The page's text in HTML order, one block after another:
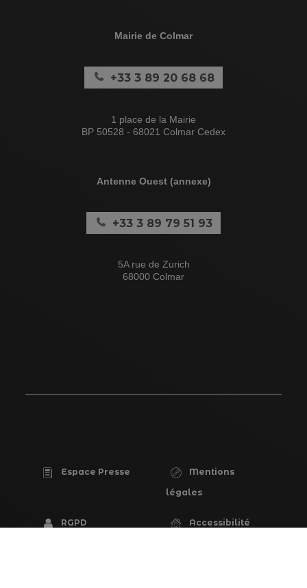
Mairie de Colmar
+33 3 89 20 68 68
1 place de la Mairie
BP 50528 - 68021 Colmar Cedex
Antenne Ouest (annexe)
+33 3 89 79 51 93
5A rue de Zurich
68000 Colmar
DE
Espace Presse
Mentions
légales
RGPD
Accessibilité